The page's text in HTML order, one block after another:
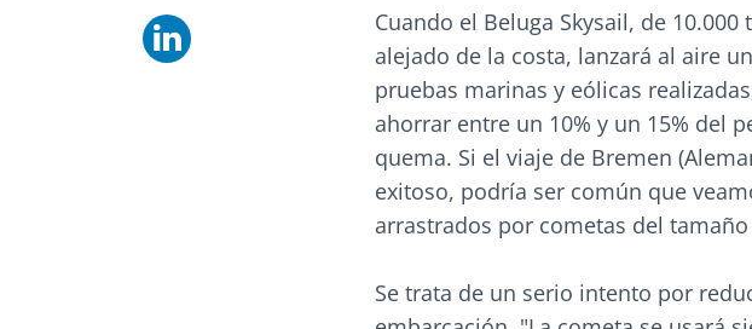
Cuando el Beluga Skysail, de
alejado de la costa, lanzará al aire
pruebas marinas y eólicas
ahorrar entre un 10% y un 15% del
quema. Si el viaje de Bremen
exitoso, podría ser común que
arrastrados por cometas del
Se trata de un serio intento por